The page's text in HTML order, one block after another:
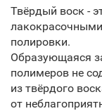
Твёрдый воск -
полировки.
Образующаяся
полимеров не
из твёрдого
от